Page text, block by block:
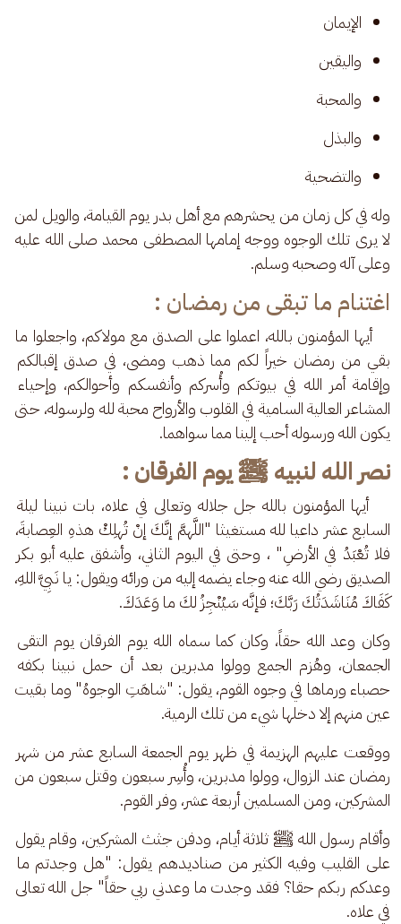
الإيمان
واليقين
والمحبة
والبذل
والتضحية
وله في كل زمان من يحشرهم مع أهل بدر يوم القيامة، والويل لمن
لا يرى تلك الوجوه ووجه إمامها المصطفى محمد صلى الله عليه
وعلى آله وصحبه وسلم.
اغتنام ما تبقى من رمضان :
أيها المؤمنون بالله، اعملوا على الصدق مع مولاكم، واجعلوا ما
بقي من رمضان خيراً لكم مما ذهب ومضى، في صدق إقبالكم
وإقامة أمر الله في بيوتكم وأُسركم وأنفسكم وأحوالكم، وإحياء
المشاعر العالية السامية في القلوب والأرواح محبة لله ولرسوله، حتى
يكون الله ورسوله أحب إلينا مما سواهما.
نصر الله لنبيه ﷺ يوم الفرقان :
أيها المؤمنون بالله جل جلاله وتعالى في علاه، بات نبينا ليلة
السابع عشر داعيا لله مستغيثا "اللَّهمَّ إنَّكَ إنْ تُهلِكْ هذهِ العِصابةَ،
فلا تُعْبَدُ في الأرضِ" ، وحتى في اليوم الثاني، وأشفق عليه أبو بكر
الصديق رضي الله عنه وجاء يضمه إليه من ورائه ويقول: يا نَبِيَّ اللهِ،
كَفَاكَ مُنَاشَدَتُكَ رَبَّكَ؛ فإنَّه سَيُنْجِزُ لكَ ما وَعَدَكَ.
وكان وعد الله حقاً، وكان كما سماه الله يوم الفرقان يوم التقى
الجمعان، وهُزم الجمع وولوا مدبرين بعد أن حمل نبينا بكفه
حصباء ورماها في وجوه القوم، يقول: "شاهَتِ الوجوهُ" وما بقيت
عين منهم إلا دخلها شيء من تلك الرمية.
ووقعت عليهم الهزيمة في ظهر يوم الجمعة السابع عشر من شهر
رمضان عند الزوال، وولوا مدبرين، وأُسِر سبعون وقتل سبعون من
المشركين، ومن المسلمين أربعة عشر، وفر القوم.
وأقام رسول الله ﷺ ثلاثة أيام، ودفن جثث المشركين، وقام يقول
على القليب وفيه الكثير من صناديدهم يقول: "هل وجدتم ما
وعدكم ربكم حقا؟ فقد وجدت ما وعدني ربي حقاً" جل الله تعالى
في علاه.